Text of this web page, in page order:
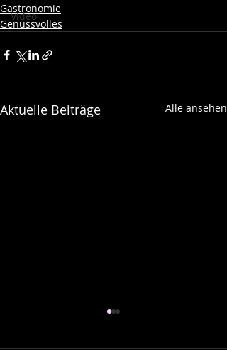
Video
Gastronomie
Genussvolles
Aktuelle Beiträge Alle ansehen